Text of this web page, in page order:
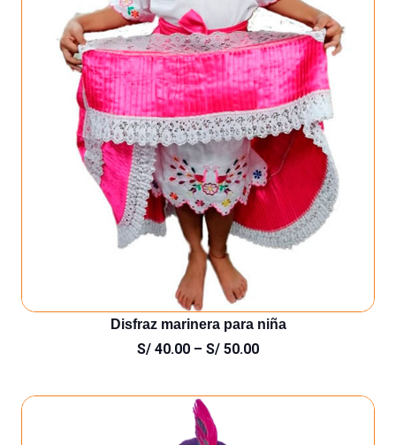
Disfraz marinera para niña
S/ 40.00 – S/ 50.00